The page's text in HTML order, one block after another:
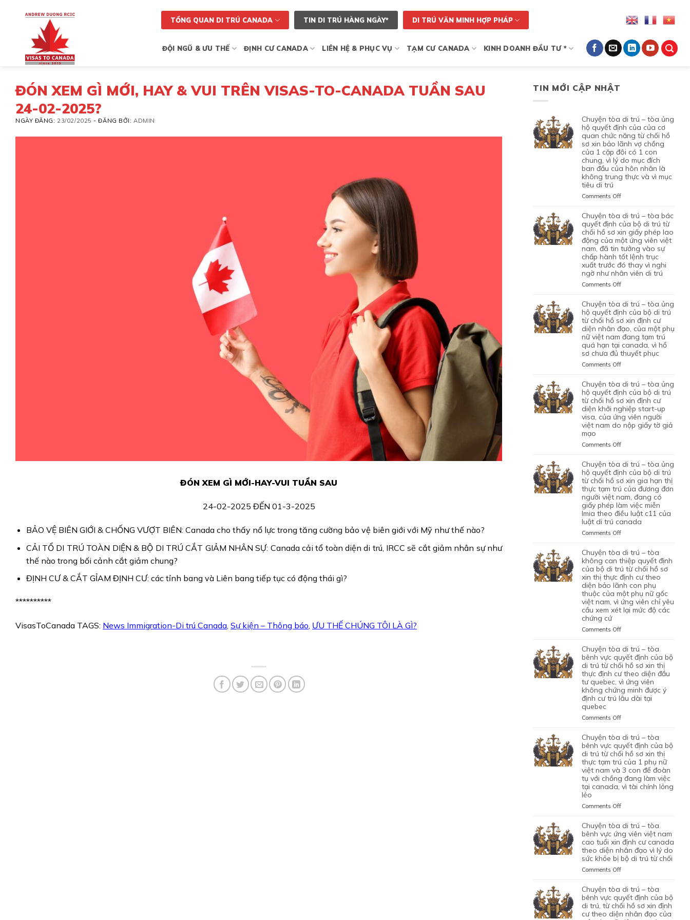
TỔNG QUAN DI TRÚ CANADA TIN DI TRÚ HÀNG NGÀY* DI TRÚ VĂN MINH HỢP PHÁP
ĐỘI NGŨ & ƯU THẾ ĐỊNH CƯ CANADA LIÊN HỆ & PHỤC VỤ TẠM CƯ CANADA KINH DOANH ĐẦU TƯ *
ĐÓN XEM GÌ MỚI, HAY & VUI TRÊN VISAS-TO-CANADA TUẦN SAU
24-02-2025?
NGÀY ĐĂNG: 23/02/2025 -ĐĂNG BỞI:ADMIN
ĐÓN XEM GÌ MỚI-HAY-VUI TUẦN SAU
24-02-2025 ĐẾN 01-3-2025
BẢO VỆ BIÊN GIỚI & CHỐNG VƯỢT BIÊN: Canada cho thấy nổ lực trong tăng cường bảo vệ biên giới với Mỹ như thế nào?
CẢI TỔ DI TRÚ TOÀN DIỆN & BỘ DI TRÚ CẮT GIẢM NHÂN SỰ: Canada cải tổ toàn diện di trú, IRCC sẽ cắt giảm nhân sự như
thế nào trong bối cảnh cắt giảm chung?
ĐỊNH CƯ & CẮT GỈAM ĐỊNH CƯ: các tỉnh bang và Liên bang tiếp tục có động thái gì?
**********
VisasToCanada TAGS: News Immigration-Di trú Canada Sự kiện – Thông báo ƯU THẾ CHÚNG TÔI LÀ GÌ?
TIN MỚI CẬP NHẬT
chuyện tòa di trú – tòa ủng
hộ quyết định của của cơ
quan chức năng từ chối hồ
sơ xin bảo lãnh vợ chồng
của 1 cặp đôi có 1 con
chung, vì lý do mục đích
ban đầu của hôn nhân là
không trung thực và vì mục
tiêu di trú
Comments Offon
TÒA
DI
TRÚ
–
TÒA
ỦNG
HỘ
QUYẾT
ĐỊNH
CỦA
CƠ
QUAN
CHỨC
NĂNG
TỪ
CHỐI
HỒ
BẢO
LÃNH
VỢ
CHỒNG
CỦA
1
CON
CHUNG,
VÌ
LÝ
DO
MỤC
CỦA
HÔN
NHÂN
LÀ
KHÔNG
TRUNG
THỰC
VÀ
DI
TRÚ
chuyện tòa di trú – tòa bác
quyết định của bộ di trú từ
chối hồ sơ xin giấy phép lao
động của một ứng viên việt
nam, đã tin tưởng vào sự
chấp hành tốt lệnh trục
xuất trước đó thay vì nghi
ngờ như nhân viên di trú
Comments Offon
TÒA
DI
TRÚ
–
TÒA
BÁC
QUYẾT
ĐỊNH
DI
TRÚ
TỪ
CHỐI
HỒ
XIN
LAO
ĐỘNG
CỦA
MỘT
ỨNG
VIÊN
VIỆT
TƯỞNG
VÀO
SỰ
CHẤP
HÀNH
TỐT
LỆNH
TRỤC
THAY
VÌ
NGHI
NGỜ
NHƯ
NHÂN
VIÊN
chuyện tòa di trú – tòa ủng
hộ quyết định của bộ di trú
từ chối hồ sơ xin định cư
diện nhân đạo, của một phụ
nữ việt nam đang tạm trú
quá hạn tại canada, vì hồ
sơ chưa đủ thuyết phục
Comments Offon
TÒA
DI
TRÚ
–
TÒA
ỦNG
QUYẾT
BỘ
DI
TRÚ
TỪ
CHỐI
HỒ
SƠ
XIN
DIỆN
NHÂN
ĐẠO,
CỦA
MỘT
PHỤ
NỮ
NAM
TRÚ
QUÁ
HẠN
TẠI
CANADA,
VÌ
THUYẾT
PHỤC
chuyện tòa di trú – tòa ủng
hộ quyết định của bộ di trú
từ chối hồ sơ xin định cư
diện khởi nghiệp start-up
visa, của ứng viên người
việt nam do nộp giấy tờ giả
mạo
Comments Offon
TÒA
DI
TRÚ
–
TÒA
ỦNG
HỘ
QUYẾT
ĐỊNH
BỘ
DI
TRÚ
TỪ
CHỐI
HỒ
SƠ
XIN
CƯ
NGHIỆP
START-
UP
VISA,
CỦA
ỨNG
NGƯỜI
DO
NỘP
GIẤY
TỜ
GIẢ
MẠO
chuyện tòa di trú – tòa ủng
hộ quyết định của bộ di trú
từ chối hồ sơ xin gia hạn thị
thực tạm trú của đương đơn
người việt nam, đang có
giấy phép làm việc miễn
lmia theo điều luật c11 của
luật di trú canada
Comments Offon
TÒA
DI
TRÚ
–
TÒA
ỦNG
HỘ
QUYẾT
CỦA
DI
TRÚ
TỪ
CHỐI
HỒ
SƠ
XIN
HẠN
TẠM
TRÚ
CỦA
ĐƯƠNG
ĐƠN
NGƯỜI
NAM,
GIẤY
PHÉP
LÀM
VIỆC
MIỄN
ĐIỀU
LUẬT
C11
CỦA
chuyện tòa di trú – tòa
không can thiệp quyết định
của bộ di trú từ chối hồ sơ
xin thị thực định cư theo
diện bảo lãnh con phụ
thuộc của một phụ nữ gốc
việt nam, vì ứng viên chỉ yêu
cầu xem xét lại mức độ các
chứng cứ
Comments Offon
TÒA
DI
TRÚ
–
TÒA
KHÔNG
CAN
QUYẾT
CỦA
BỘ
DI
TRÚ
TỪ
CHỐI
HỒ
XIN
ĐỊNH
CƯ
THEO
DIỆN
BẢO
PHỤ
THUỘC
CỦA
MỘT
chuyện tòa di trú – tòa
bênh vực quyết định của bộ
di trú từ chối hồ sơ xin thị
thực định cư theo diện đầu
tư quebec, vì ứng viên
không chứng minh được ý
định cư trú lâu dài tại
quebec
Comments Offon
TÒA
DI
TRÚ
–
TÒA
BÊNH
VỰC
ĐỊNH
BỘ
DI
TRÚ
TỪ
CHỐI
THỊ
THỰC
ĐỊNH
CƯ
chuyện tòa di trú – tòa
bênh vực quyết định của bộ
di trú từ chối hồ sơ xin thị
thực tạm trú của 1 phụ nữ
việt nam và 3 con để đoàn
tụ với chồng đang làm việc
tại canada, vì tài chính lỏng
lẻo
Comments Offon
TÒA
DI
TRÚ
–
TÒA
BÊNH
ĐỊNH
CỦA
BỘ
chuyện tòa di trú – tòa
bênh vực ứng viên việt nam
cao tuổi xin định cư canada
theo diện nhân đạo vì lý do
sức khỏe bị bộ di trú từ chối
Comments Offon
TÒA
DI
TRÚ
–
chuyện tòa di trú – tòa
bênh vực quyết định của bộ
di trú, từ chối hồ sơ xin định
cư theo diện nhân đạo của